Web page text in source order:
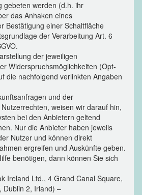
gebeten werden (d.h. ihr
das Anhaken eines
Bestätigung einer Schaltfläche
der Verarbeitung Art. 6
der jeweiligen
Widerspruchsmöglichkeiten (Opt-
die nachfolgend verlinkten Angaben
und der
weisen wir darauf hin,
bei den Anbietern geltend
Nur die Anbieter haben jeweils
Nutzer und können direkt
ergreifen und Auskünfte geben.
benötigen, dann können Sie sich
Ireland Ltd., 4 Grand Canal Square,
Dublin 2, Irland) –